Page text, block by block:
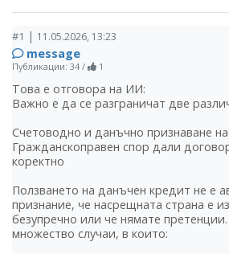
#1 | 11.05.2026, 13:23
message
Публикации: 34 / 1
Това е отговора на ИИ:
Важно е да се разграничат две
Счетоводно и данъчно признаване
Гражданскоправен спор дали
коректно
Ползването на данъчен кредит не е
признание, че насрещната страна е
безупречно или че нямате
множество случаи, в които: